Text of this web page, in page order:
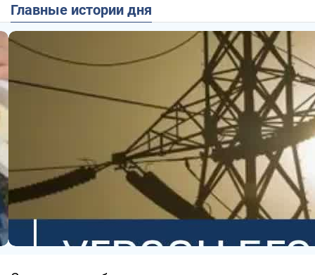
Главные истории дня